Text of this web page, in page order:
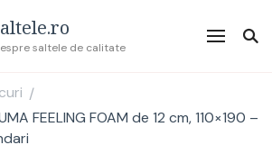
saltele de calitate
/
FEELING FOAM de 12 cm, 110×190 –